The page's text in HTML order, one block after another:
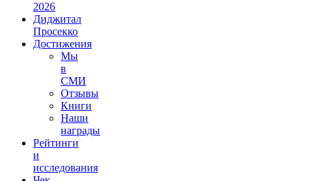
2026
Диджитал
Просекко
Достижения
Мы
в
СМИ
Отзывы
Книги
Наши
награды
Рейтинги
и
исследования